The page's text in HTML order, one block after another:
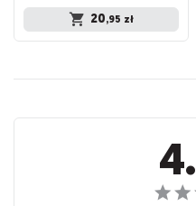
20,95 zł
Recenzje